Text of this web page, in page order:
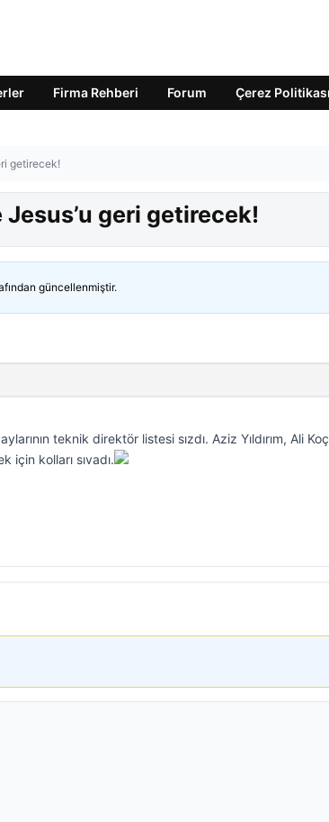
Firma Rehberi Forum Çerez Politikası
getirecek!
Jesus’u geri getirecek!
güncellenmiştir.
teknik direktör listesi sızdı. Aziz Yıldırım, Ali Koç
için kolları sıvadı.